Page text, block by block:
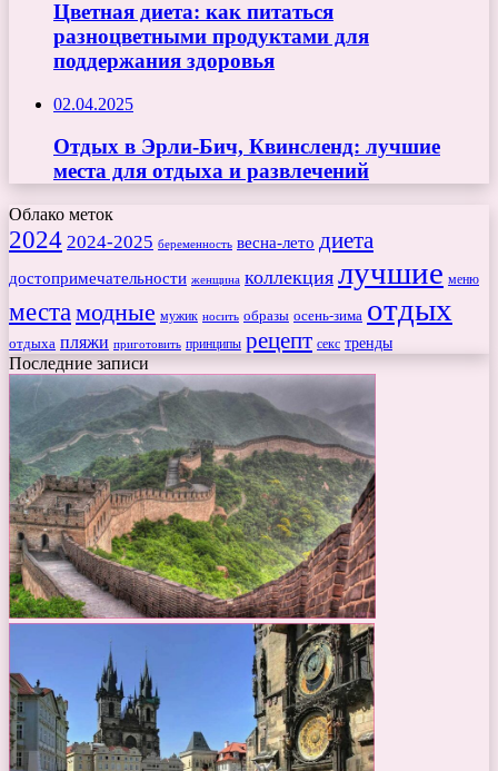
Цветная диета: как питаться
разноцветными продуктами для
поддержания здоровья
02.04.2025
Отдых в Эрли-Бич, Квинсленд: лучшие
места для отдыха и развлечений
Облако меток
2024 2024-2025 беременность весна-лето диета
достопримечательности женщина коллекция лучшие меню
места модные мужик носить образы осень-зима отдых
отдыха пляжи приготовить принципы рецепт секс тренды
Последние записи